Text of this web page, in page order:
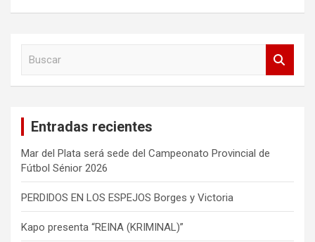
Entradas recientes
Mar del Plata será sede del Campeonato Provincial de
Fútbol Sénior 2026
PERDIDOS EN LOS ESPEJOS Borges y Victoria
Kapo presenta “REINA (KRIMINAL)”